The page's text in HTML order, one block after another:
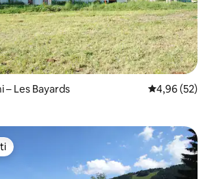
– Les Bayards Prosječna
4,96 (52)
s oznakom „Odabrali gosti”